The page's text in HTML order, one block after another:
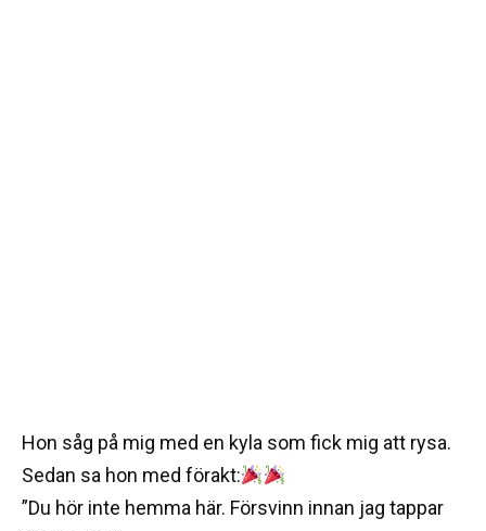
Hon såg på mig med en kyla som fick mig att rysa.
Sedan sa hon med förakt:
”Du hör inte hemma här. Försvinn innan jag tappar